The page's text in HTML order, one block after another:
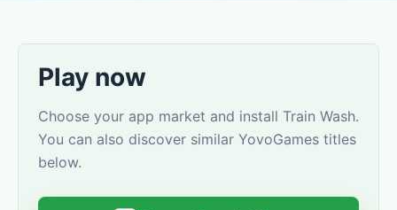
Play now
Choose your app market and install Train Wash.
You can also discover similar YovoGames titles
below.